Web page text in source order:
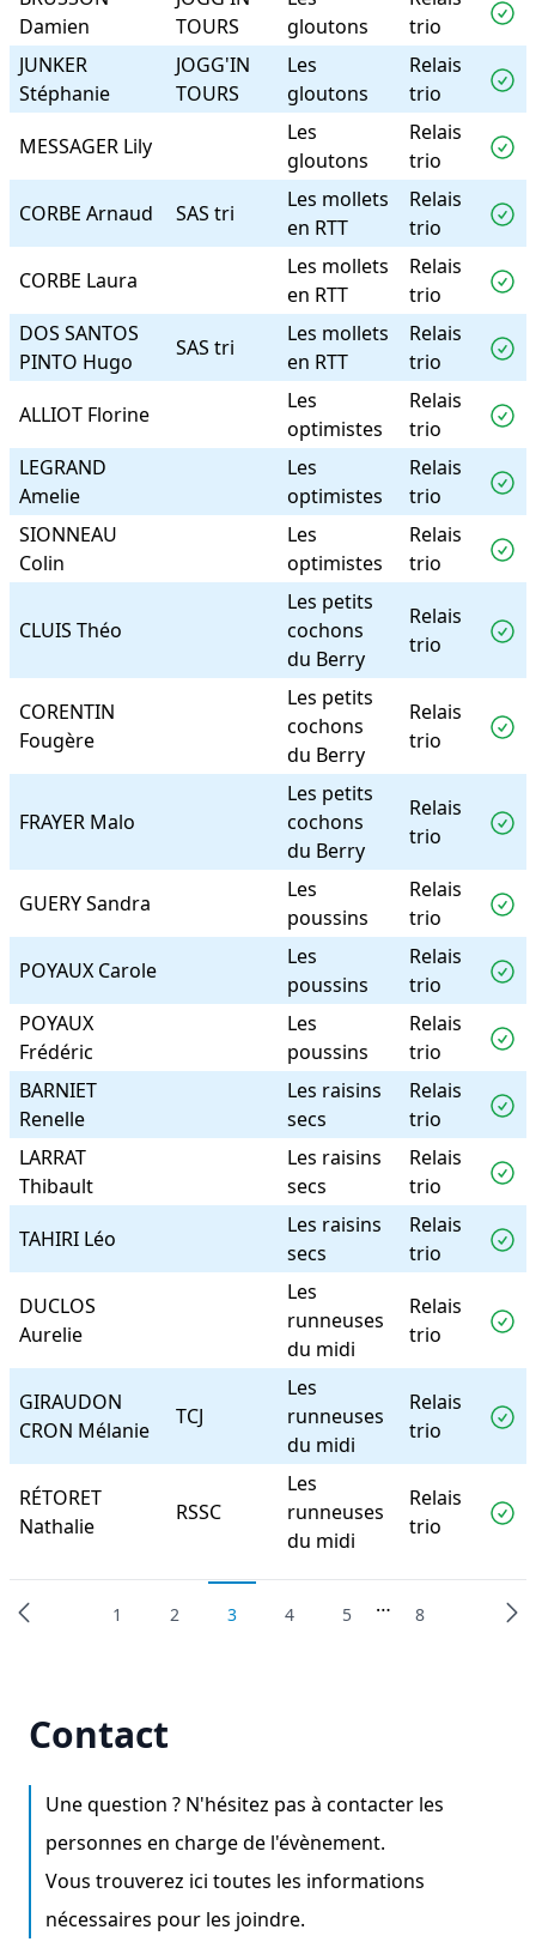
Damien
TOURS
gloutons
trio
JUNKER
Stéphanie
JOGG'IN
TOURS
Les
gloutons
Relais
trio
MESSAGER Lily
Les
gloutons
Relais
trio
CORBE Arnaud
SAS tri
Les mollets
en RTT
Relais
trio
CORBE Laura
Les mollets
en RTT
Relais
trio
DOS SANTOS
PINTO Hugo
SAS tri
Les mollets
en RTT
Relais
trio
ALLIOT Florine
Les
optimistes
Relais
trio
LEGRAND
Amelie
Les
optimistes
Relais
trio
SIONNEAU
Colin
Les
optimistes
Relais
trio
CLUIS Théo
Les petits
cochons
du Berry
Relais
trio
CORENTIN
Fougère
Les petits
cochons
du Berry
Relais
trio
FRAYER Malo
Les petits
cochons
du Berry
Relais
trio
GUERY Sandra
Les
poussins
Relais
trio
POYAUX Carole
Les
poussins
Relais
trio
POYAUX
Frédéric
Les
poussins
Relais
trio
BARNIET
Renelle
Les raisins
secs
Relais
trio
LARRAT
Thibault
Les raisins
secs
Relais
trio
TAHIRI Léo
Les raisins
secs
Relais
trio
DUCLOS
Aurelie
Les
runneuses
du midi
Relais
trio
GIRAUDON
CRON Mélanie
TCJ
Les
runneuses
du midi
Relais
trio
RÉTORET
Nathalie
RSSC
Les
runneuses
du midi
Relais
trio
1 2 3 4 5 … 8
Contact
Une question ? N'hésitez pas à contacter les
personnes en charge de l'évènement.
Vous trouverez ici toutes les informations
nécessaires pour les joindre.